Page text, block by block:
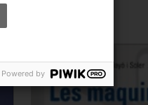
Powered by